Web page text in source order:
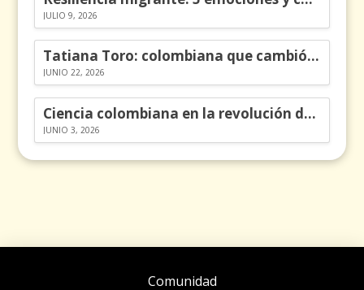
JULIO 9, 2026
Tatiana Toro: colombiana que cambió la historia de las matemáticas
JUNIO 22, 2026
Ciencia colombiana en la revolución de los órganos en chips
JUNIO 3, 2026
Comunidad